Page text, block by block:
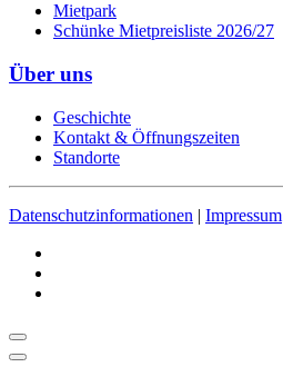
Mietpark
Schünke Mietpreisliste 2026/27
Über uns
Geschichte
Kontakt & Öffnungszeiten
Standorte
Datenschutzinformationen | Impressum